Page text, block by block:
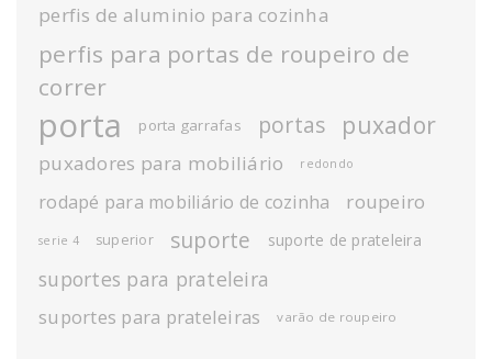
perfis de aluminio para cozinha
perfis para portas de roupeiro de
correr
porta porta garrafas portas puxador
puxadores para mobiliário redondo
rodapé para mobiliário de cozinha roupeiro
serie 4 superior suporte suporte de prateleira
suportes para prateleira
suportes para prateleiras varão de roupeiro